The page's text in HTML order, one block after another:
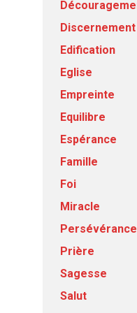
Discernement
Edification
Eglise
Empreinte
Equilibre
Espérance
Famille
Foi
Miracle
Persévérance
Prière
Sagesse
Salut